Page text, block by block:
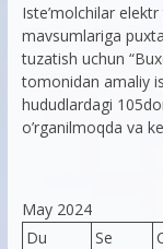
Iste’molchilar
mavsumlariga
tuzatish uchun
tomonidan amaliy
hududlardagi
o’rganilmoqda va
May 2024
Du
Se